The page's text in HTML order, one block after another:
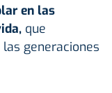
en las
que
generaciones